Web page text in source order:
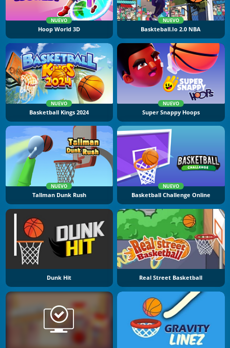
NUEVO
Hoop World 3D
NUEVO
Baskteball.io 2.0 NBA
NUEVO
Basketball Kings 2024
NUEVO
Super Snappy Hoops
NUEVO
Tallman Dunk Rush
NUEVO
Basketball Challenge Online
Dunk Hit Real Street Basketball